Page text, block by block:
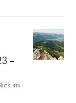
-
©
ins